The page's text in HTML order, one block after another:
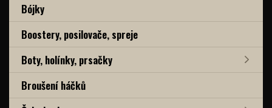
Bójky
Boostery, posilovače, spreje
Boty, holínky, prsačky
Broušení háčků